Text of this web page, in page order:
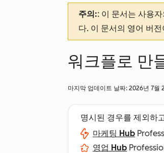
주의:: 이 문서는 사용
다. 이 문서의 영어 버
워크플로 만
마지막 업데이트 날짜: 2026년 7월
명시된 경우를 제외하
마케팅 Hub
영업 Hub